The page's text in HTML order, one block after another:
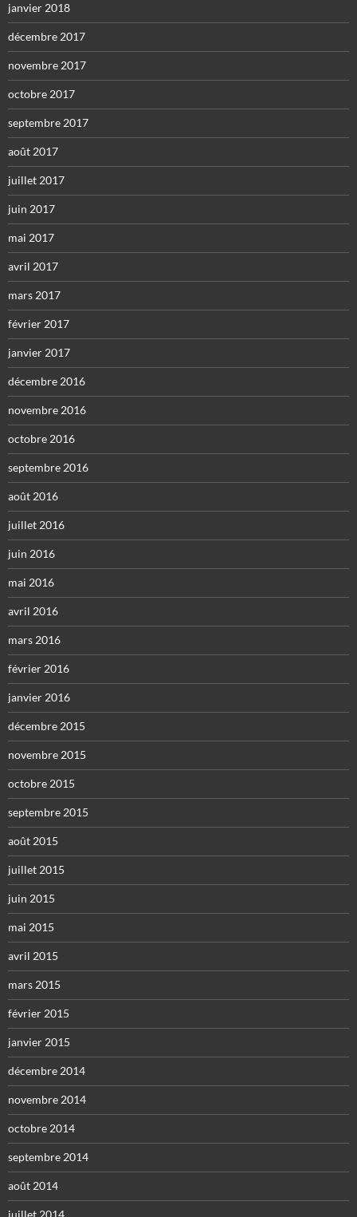
janvier 2018
décembre 2017
novembre 2017
octobre 2017
septembre 2017
août 2017
juillet 2017
juin 2017
mai 2017
avril 2017
mars 2017
février 2017
janvier 2017
décembre 2016
novembre 2016
octobre 2016
septembre 2016
août 2016
juillet 2016
juin 2016
mai 2016
avril 2016
mars 2016
février 2016
janvier 2016
décembre 2015
novembre 2015
octobre 2015
septembre 2015
août 2015
juillet 2015
juin 2015
mai 2015
avril 2015
mars 2015
février 2015
janvier 2015
décembre 2014
novembre 2014
octobre 2014
septembre 2014
août 2014